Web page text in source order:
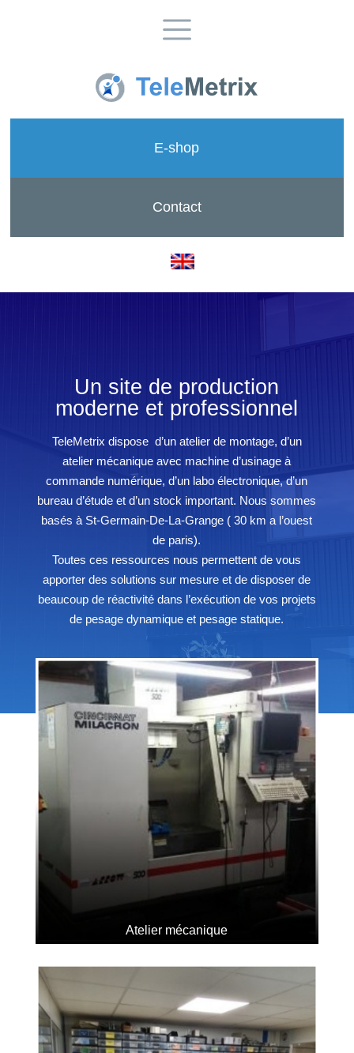
E-shop
Contact
Un site de production
moderne et professionnel
TeleMetrix dispose d’un atelier de montage, d’un
atelier mécanique avec machine d’usinage à
commande numérique, d’un labo électronique, d’un
bureau d’étude et d’un stock important. Nous sommes
basés à St-Germain-De-La-Grange ( 30 km a l’ouest
de paris).
Toutes ces ressources nous permettent de vous
apporter des solutions sur mesure et de disposer de
beaucoup de réactivité dans l’exécution de vos projets
de pesage dynamique et pesage statique.
Atelier mécanique